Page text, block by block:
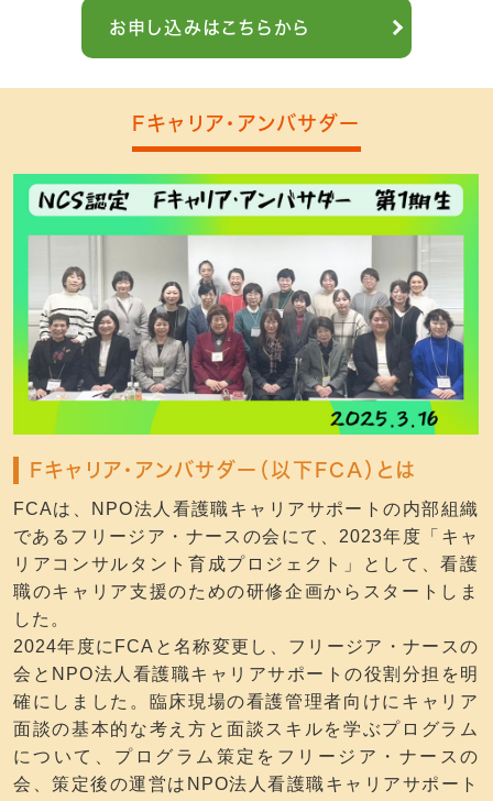
お申し込みはこちらから
Fキャリア・アンバサダー
Fキャリア・アンバサダー（以下FCA）とは
FCAは、NPO法人看護職キャリアサポートの内部組織
であるフリージア・ナースの会にて、2023年度「キャ
リアコンサルタント育成プロジェクト」として、看護
職のキャリア支援のための研修企画からスタートしま
した。
2024年度にFCAと名称変更し、フリージア・ナースの
会とNPO法人看護職キャリアサポートの役割分担を明
確にしました。臨床現場の看護管理者向けにキャリア
面談の基本的な考え方と面談スキルを学ぶプログラム
について、プログラム策定をフリージア・ナースの
会、策定後の運営はNPO法人看護職キャリアサポート